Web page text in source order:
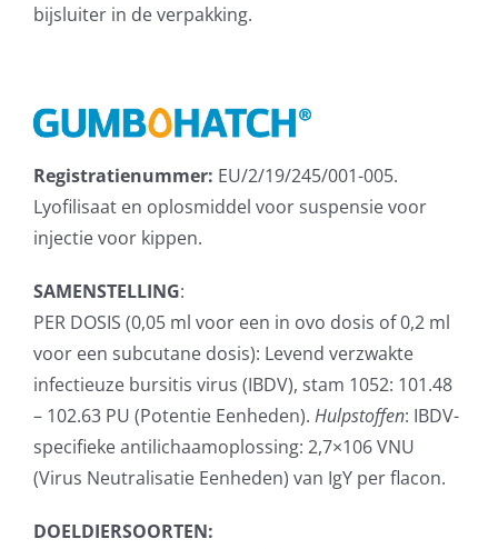
bijsluiter in de verpakking.
Registratienummer: EU/2/19/245/001-005.
Lyofilisaat en oplosmiddel voor suspensie voor
injectie voor kippen.
SAMENSTELLING:
PER DOSIS (0,05 ml voor een in ovo dosis of 0,2 ml
voor een subcutane dosis): Levend verzwakte
infectieuze bursitis virus (IBDV), stam 1052: 101.48
– 102.63 PU (Potentie Eenheden). Hulpstoffen: IBDV-
specifieke antilichaamoplossing: 2,7×106 VNU
(Virus Neutralisatie Eenheden) van IgY per flacon.
DOELDIERSOORTEN: